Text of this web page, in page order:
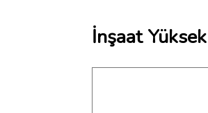
İnşaat